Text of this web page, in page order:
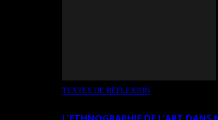
TEXTES DE RÉFLEXION